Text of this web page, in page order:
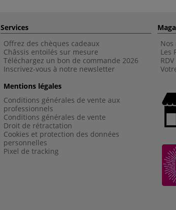
Services
Offrez des chèques cadeaux
Châssis entoilés sur mesure
Téléchargez un bon de commande 2026
Inscrivez-vous à notre newsletter
Mentions légales
Conditions générales de vente aux
professionnels
Conditions générales de vente
Droit de rétractation
Cookies et protection des données
personnelles
Pixel de tracking
Nos
Les